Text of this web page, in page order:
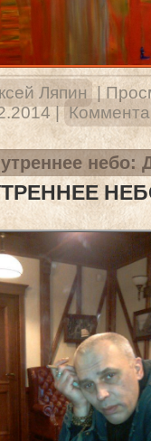
Ляпин |
|
небо: